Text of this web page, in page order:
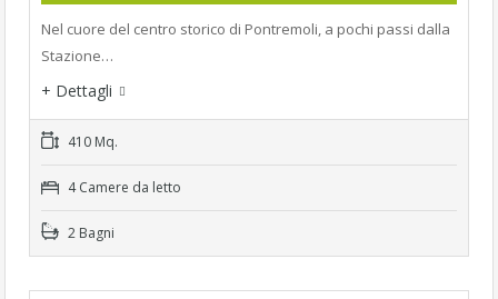
Nel cuore del centro storico di Pontremoli, a pochi passi dalla
Stazione…
+ Dettagli
410 Mq.
4 Camere da letto
2 Bagni